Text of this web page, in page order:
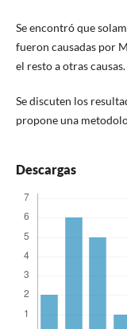
Se encontró que
fueron causadas por
el resto a otras causas.
Se discuten los
propone una
Descargas